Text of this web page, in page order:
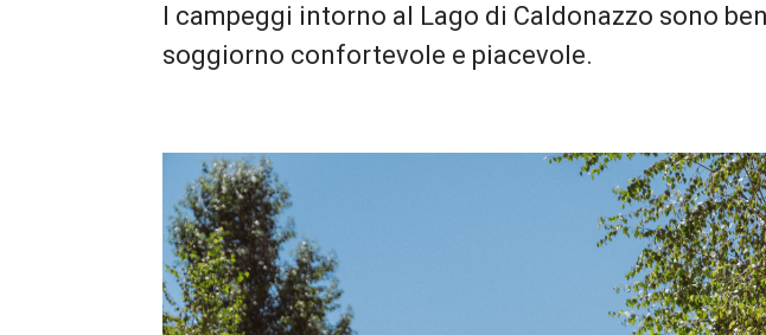
I campeggi intorno al Lago di Caldonazzo sono
soggiorno confortevole e piacevole.